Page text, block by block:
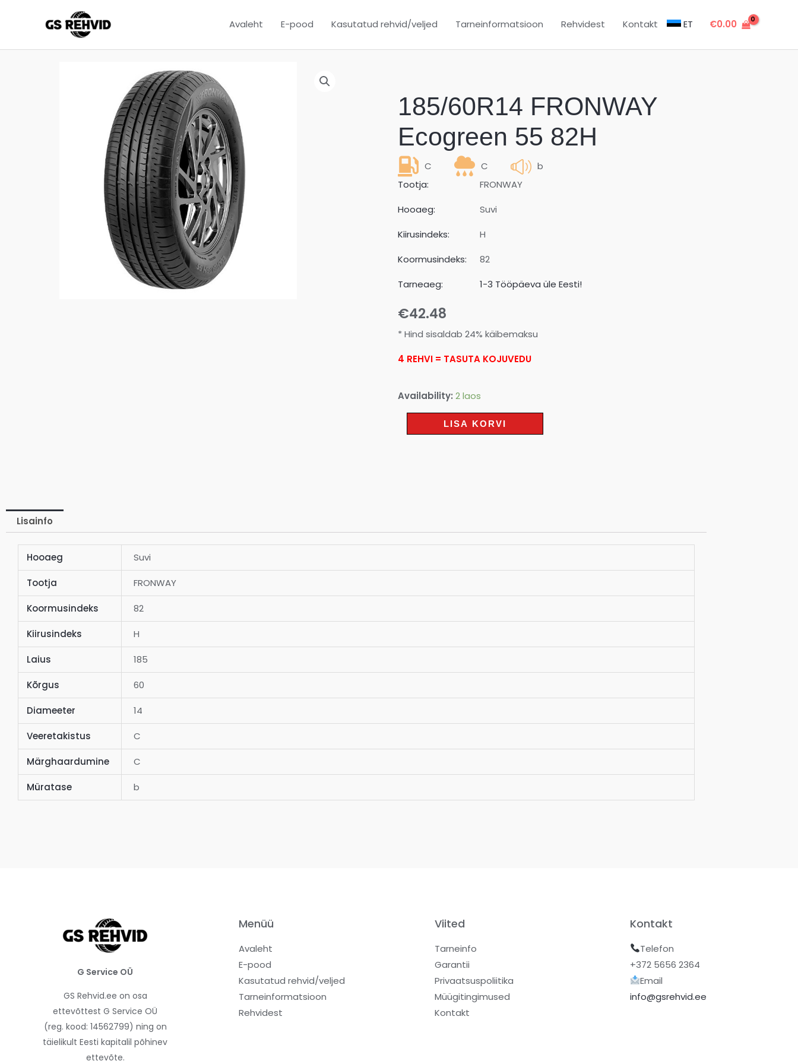
Avaleht E-pood Kasutatud rehvid/veljed Tarneinformatsioon Rehvidest Kontakt ET €0.00
185/60R14 FRONWAY
Ecogreen 55 82H
C C
b
Tootja:
FRONWAY
Hooaeg:
Suvi
Kiirusindeks:
H
Koormusindeks:
82
Tarneaeg:
1-3 Tööpäeva üle Eesti!
€42.48
* Hind sisaldab 24% käibemaksu
4 REHVI = TASUTA KOJUVEDU
Availability: 2 laos
LISA KORVI
Lisainfo
Hooaeg Suvi
Tootja FRONWAY
Koormusindeks 82
Kiirusindeks H
Laius 185
Kõrgus 60
Diameeter 14
Veeretakistus C
Märghaardumine C
Müratase b
G Service OÜ
GS Rehvid.ee on osa
ettevõttest G Service OÜ
(reg. kood: 14562799) ning on
täielikult Eesti kapitalil põhinev
ettevõte.
Menüü
Avaleht
E-pood
Kasutatud rehvid/veljed
Tarneinformatsioon
Rehvidest
Viited
Tarneinfo
Garantii
Privaatsuspoliitika
Müügitingimused
Kontakt
Kontakt
Telefon
+372 5656 2364
Email
info@gsrehvid.ee